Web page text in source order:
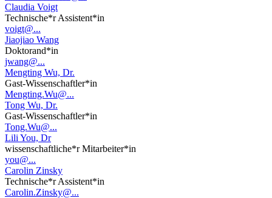
Claudia Voigt
Technische*r Assistent*in
voigt@...
Jiaojiao Wang
Doktorand*in
jwang@...
Mengting Wu, Dr.
Gast-Wissenschaftler*in
Mengting.Wu@...
Tong Wu, Dr.
Gast-Wissenschaftler*in
Tong.Wu@...
Lili You, Dr
wissenschaftliche*r Mitarbeiter*in
you@...
Carolin Zinsky
Technische*r Assistent*in
Carolin.Zinsky@...